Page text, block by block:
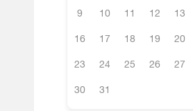
9 10 11 12 13
16 17 18 19 20
23 24 25 26 27
30 31